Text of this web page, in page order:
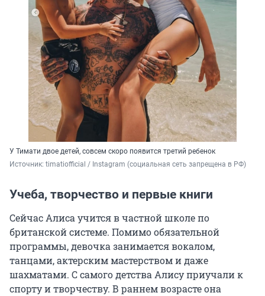
У Тимати двое детей, совсем скоро появится третий ребенок
Источник: timatiofficial / Instagram (социальная сеть запрещена в РФ)
Учеба, творчество и первые книги
Сейчас Алиса учится в частной школе по
британской системе. Помимо обязательной
программы, девочка занимается вокалом,
танцами, актерским мастерством и даже
шахматами. С самого детства Алису приучали к
спорту и творчеству. В раннем возрасте она